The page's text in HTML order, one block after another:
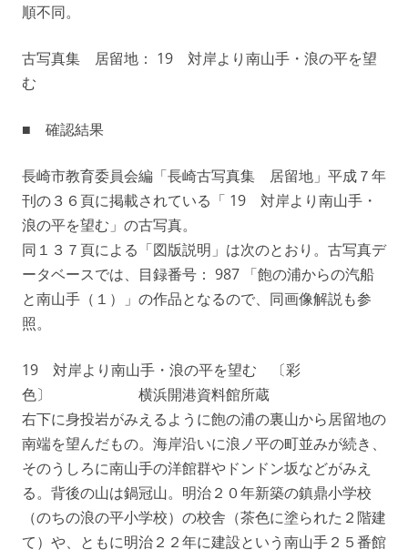
順不同。
古写真集 居留地： 19 対岸より南山手・浪の平を望
む
■ 確認結果
長崎市教育委員会編「長崎古写真集 居留地」平成７年
刊の３６頁に掲載されている「 19 対岸より南山手・
浪の平を望む」の古写真。
同１３７頁による「図版説明」は次のとおり。古写真デ
ータベースでは、目録番号： 987 「飽の浦からの汽船
と南山手（１）」の作品となるので、同画像解説も参
照。
19 対岸より南山手・浪の平を望む 〔彩
色〕 横浜開港資料館所蔵
右下に身投岩がみえるように飽の浦の裏山から居留地の
南端を望んだもの。海岸沿いに浪ノ平の町並みが続き、
そのうしろに南山手の洋館群やドンドン坂などがみえ
る。背後の山は鍋冠山。明治２０年新築の鎮鼎小学校
（のちの浪の平小学校）の校舎（茶色に塗られた２階建
て）や、ともに明治２２年に建設という南山手２５番館